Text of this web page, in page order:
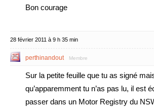
Bon courage
28 février 2011 à 9 h 35 min
perthinandout Membre
Sur la petite feuille que tu as signé
qu’apparemment tu n’as pas lu, il est
passer dans un Motor Registry du